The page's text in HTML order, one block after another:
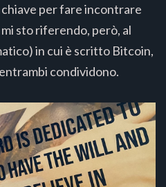
per fare incontrare
sto riferendo, però, al
in cui è scritto Bitcoin,
condividono.